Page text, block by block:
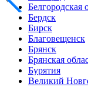
Белгородская
Бердск
Бирск
Благовещенск
Брянск
Брянская
Бурятия
Великий